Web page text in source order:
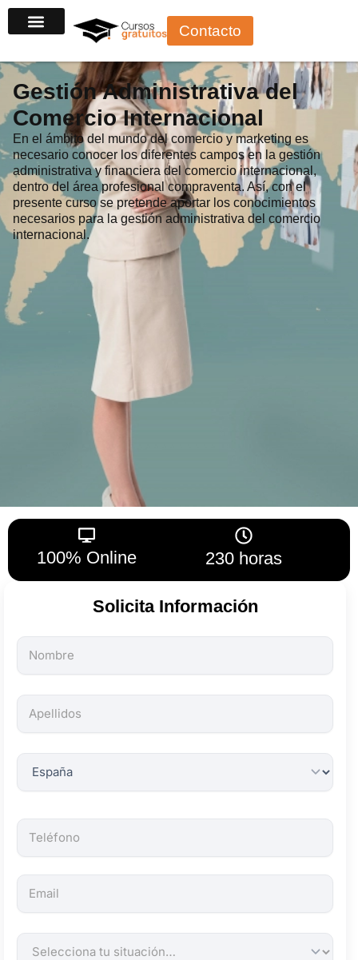
al
Contacto
Gestión Administrativa del
Comercio Internacional
En el ámbito del mundo del comercio y marketing es
necesario conocer los diferentes campos en la gestión
administrativa y financiera del comercio internacional,
dentro del área profesional compraventa. Así, con el
presente curso se pretende aportar los conocimientos
necesarios para la gestión administrativa del comercio
internacional.
100% Online 230 horas
Solicita Información
Todos
los
son
obligatorios.